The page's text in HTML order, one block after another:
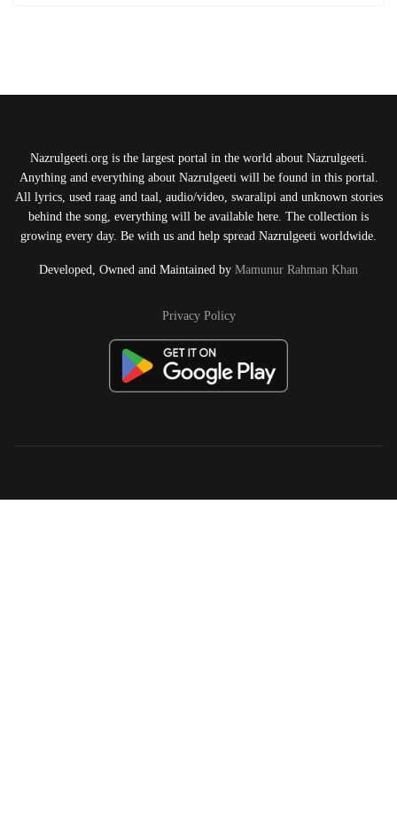
Nazrulgeeti.org is the largest portal in the world about Nazrulgeeti.
Anything and everything about Nazrulgeeti will be found in this portal.
All lyrics, used raag and taal, audio/video, swaralipi and unknown stories
behind the song, everything will be available here. The collection is
growing every day. Be with us and help spread Nazrulgeeti worldwide.
Developed, Owned and Maintained by Mamunur Rahman Khan
Privacy Policy